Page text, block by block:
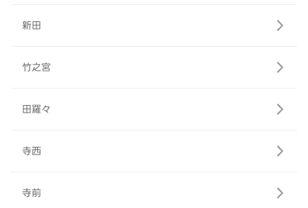
新田
竹之宮
田羅々
寺西
寺前